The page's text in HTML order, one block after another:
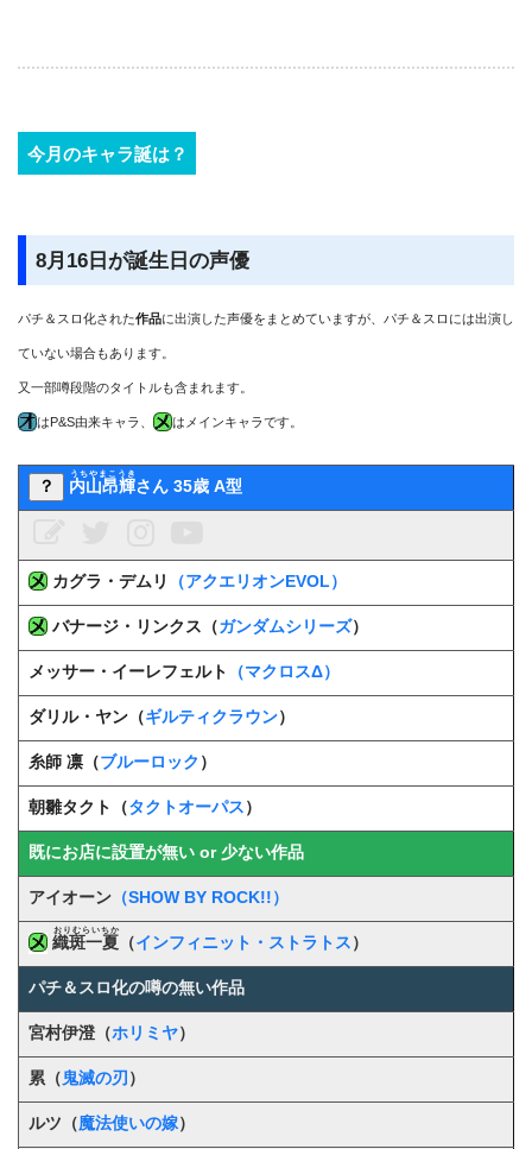
今月のキャラ誕は？
8月16日が誕生日の声優
パチ＆スロ化された作品に出演した声優をまとめていますが、パチ＆スロには出演し
ていない場合もあります。
又一部噂段階のタイトルも含まれます。
はP&S由来キャラ、 はメインキャラです。
？ 内山昂輝
うちやまこうき
さん 35歳 A型
カグラ・デムリ （アクエリオンEVOL）
バナージ・リンクス（ガンダムシリーズ）
メッサー・イーレフェルト （マクロスΔ）
ダリル・ヤン（ギルティクラウン）
糸師 凛（ブルーロック ）
朝雛タクト （タクトオーパス ）
既にお店に設置が無い or 少ない作品
アイオーン （SHOW BY ROCK!!）
織斑一夏
おりむらいちか
（インフィニット・ストラトス ）
パチ＆スロ化の噂の無い作品
宮村伊澄（ホリミヤ）
累（ 鬼滅の刃 ）
ルツ（魔法使いの嫁）